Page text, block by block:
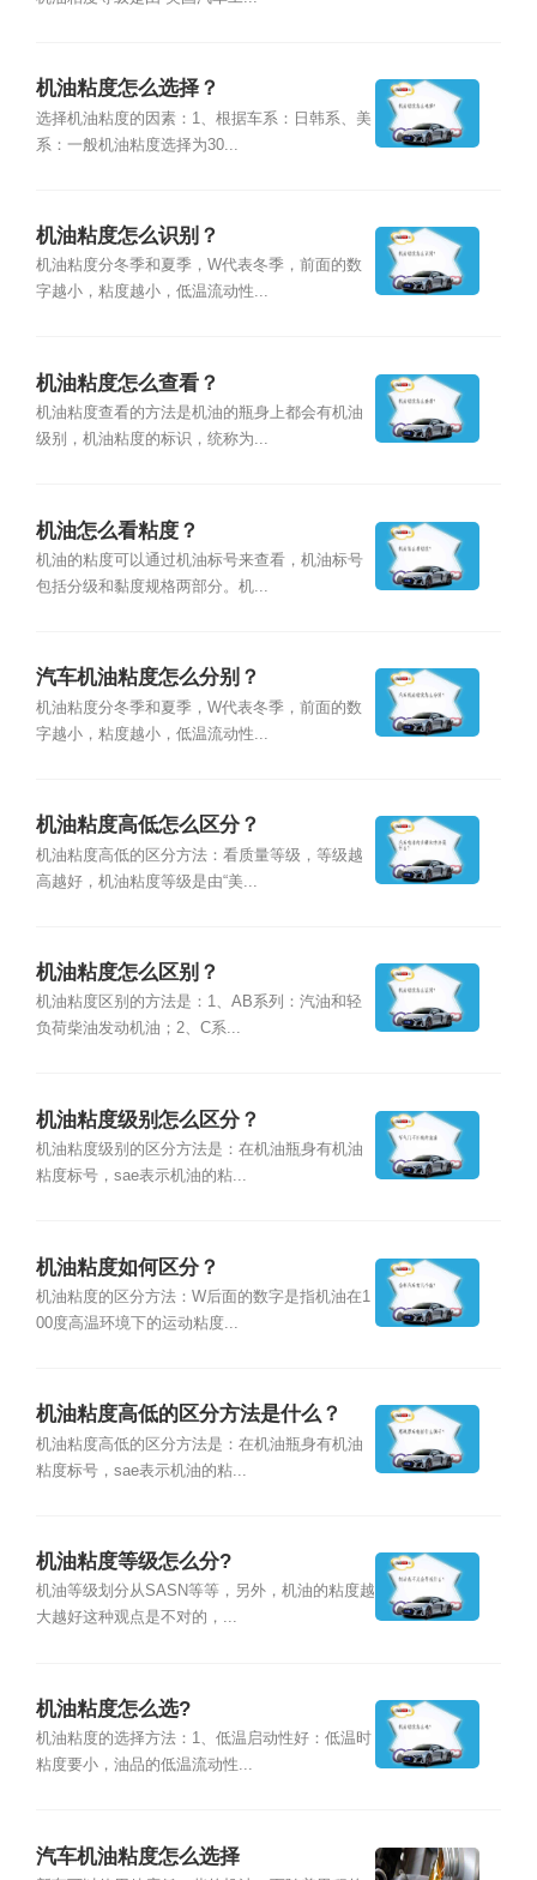
机油粘度怎么选择？
选择机油粘度的因素：1、根据车系：日韩系、美
系：一般机油粘度选择为30...
机油粘度怎么识别？
机油粘度分冬季和夏季，W代表冬季，前面的数
字越小，粘度越小，低温流动性...
机油粘度怎么查看？
机油粘度查看的方法是机油的瓶身上都会有机油
级别，机油粘度的标识，统称为...
机油怎么看粘度？
机油的粘度可以通过机油标号来查看，机油标号
包括分级和黏度规格两部分。机...
汽车机油粘度怎么分别？
机油粘度分冬季和夏季，W代表冬季，前面的数
字越小，粘度越小，低温流动性...
机油粘度高低怎么区分？
机油粘度高低的区分方法：看质量等级，等级越
高越好，机油粘度等级是由“美...
机油粘度怎么区别？
机油粘度区别的方法是：1、AB系列：汽油和轻
负荷柴油发动机油；2、C系...
机油粘度级别怎么区分？
机油粘度级别的区分方法是：在机油瓶身有机油
粘度标号，sae表示机油的粘...
机油粘度如何区分？
机油粘度的区分方法：W后面的数字是指机油在1
00度高温环境下的运动粘度...
机油粘度高低的区分方法是什么？
机油粘度高低的区分方法是：在机油瓶身有机油
粘度标号，sae表示机油的粘...
机油粘度等级怎么分?
机油等级划分从SASN等等，另外，机油的粘度越
大越好这种观点是不对的，...
机油粘度怎么选?
机油粘度的选择方法：1、低温启动性好：低温时
粘度要小，油品的低温流动性...
汽车机油粘度怎么选择